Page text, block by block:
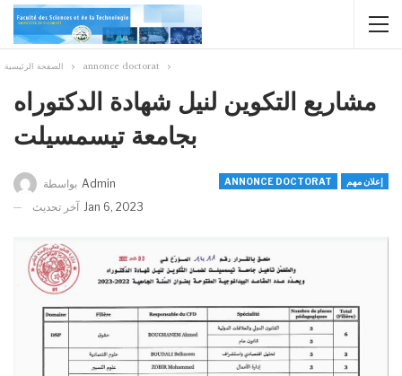
الصفحة الرئيسية annonce doctorat
مشاريع التكوين لنيل شهادة الدكتوراه
بجامعة تيسمسيلت
ANNONCE DOCTORAT إعلان مهم
Admin
Jan 6, 2023